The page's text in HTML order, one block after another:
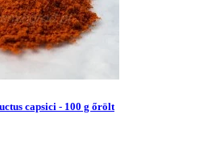
capsici - 100 g őrölt